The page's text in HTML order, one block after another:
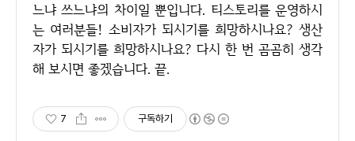
느냐 쓰느냐의 차이일 뿐입니다. 티스토리를 운영하시
는 여러분들! 소비자가 되시기를 희망하시나요? 생산
자가 되시기를 희망하시나요? 다시 한 번 곰곰히 생각
해 보시면 좋겠습니다. 끝.
7 구독하기